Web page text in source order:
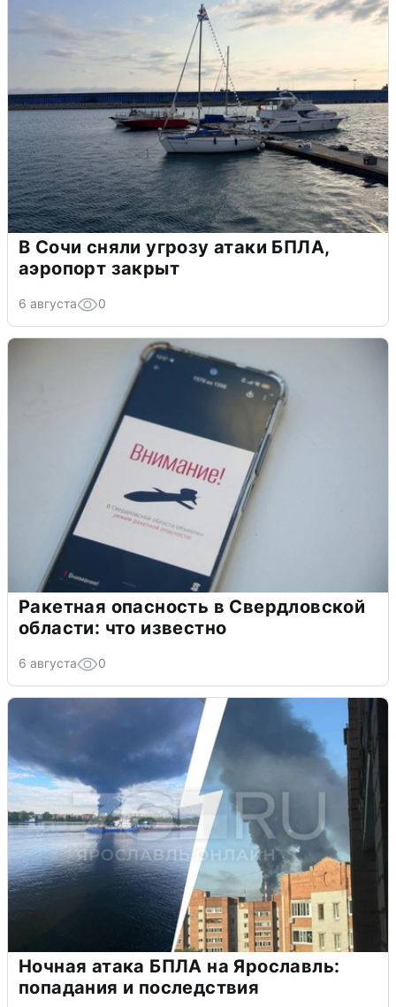
В Сочи сняли угрозу атаки БПЛА,
аэропорт закрыт
6 августа 0
Ракетная опасность в Свердловской
области: что известно
6 августа 0
Ночная атака БПЛА на Ярославль:
попадания и последствия